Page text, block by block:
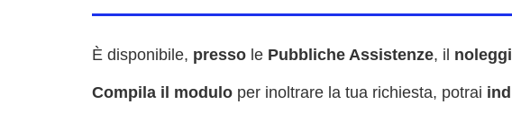
È disponibile, presso le Pubbliche Assistenze, il
Compila il modulo per inoltrare la tua richiesta, potrai